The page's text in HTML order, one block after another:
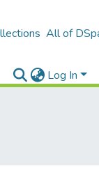
All of
Log In